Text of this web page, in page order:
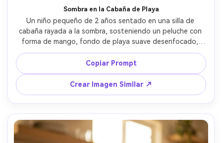
Sombra en la Cabaña de Playa
Un niño pequeño de 2 años sentado en una silla de
cabaña rayada a la sombra, sosteniendo un peluche con
forma de mango, fondo de playa suave desenfocado,
arena iluminada por el sol, luz natural de relleno, Canon
EOS R5, 70-200mm a 135mm f/2.8, retrato de viaje
espontáneo, gradación cálida costera, fotorrealista,
ambiente relajado de vacaciones --ar 4:5
Copiar Prompt
Crear Imagen Similar ↗